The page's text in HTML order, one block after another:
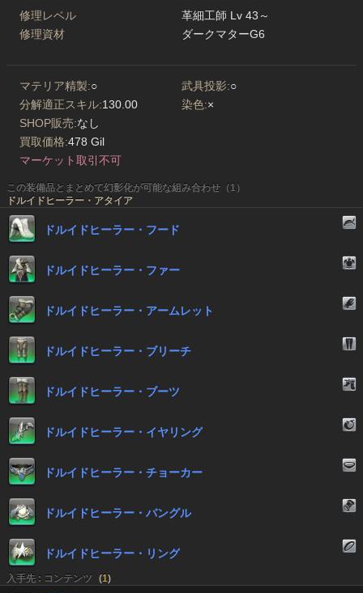
修理レベル
革細工師 Lv 43～
修理資材
ダークマターG6
マテリア精製:○ 武具投影:○
分解適正スキル:130.00 染色:×
SHOP販売:なし
買取価格:478 Gil
マーケット取引不可
この装備品とまとめて幻影化が可能な組み合わせ（1）
ドルイドヒーラー・アタイア
ドルイドヒーラー・フード
ドルイドヒーラー・ファー
ドルイドヒーラー・アームレット
ドルイドヒーラー・ブリーチ
ドルイドヒーラー・ブーツ
ドルイドヒーラー・イヤリング
ドルイドヒーラー・チョーカー
ドルイドヒーラー・バングル
ドルイドヒーラー・リング
入手先 : コンテンツ (1)